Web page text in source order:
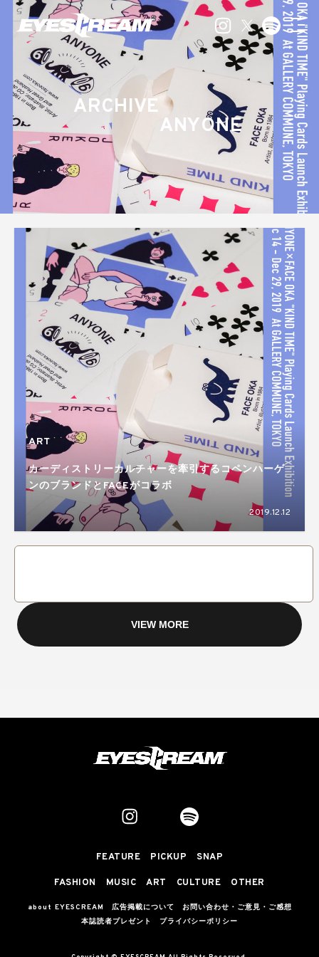
ARCHIVE
ANYONE
ART
カーディストリーカルチャーを牽引するコペンハーゲ
ンのブランドとFACEがコラボ
2019.12.12
VIEW MORE
FEATURE PICKUP SNAP
FASHION MUSIC ART CULTURE OTHER
about EYESCREAM 広告掲載について
お問い合わせ・ご意見・ご感想
本誌読者プレゼント
プライバシーポリシー